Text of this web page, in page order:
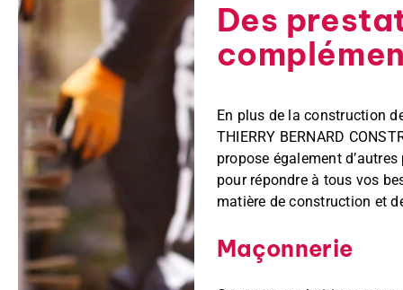
Des
En plus de la construction
THIERRY BERNARD
propose également
pour répondre à tous vos
matière de construction et
Maçonnerie